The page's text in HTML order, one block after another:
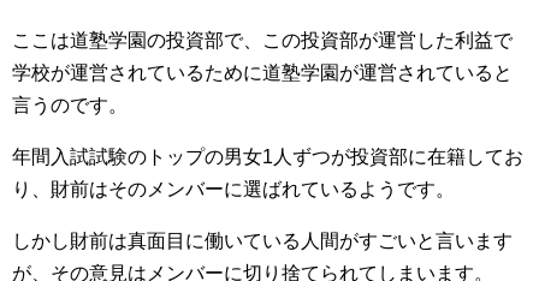
ここは道塾学園の投資部で、この投資部が運営した利益で
学校が運営されているために道塾学園が運営されていると
言うのです。
年間入試試験のトップの男女1人ずつが投資部に在籍してお
り、財前はそのメンバーに選ばれているようです。
しかし財前は真面目に働いている人間がすごいと言います
が、その意見はメンバーに切り捨てられてしまいます。